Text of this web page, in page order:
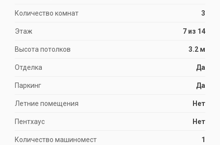
Количество комнат 3
Этаж 7 из 14
Высота потолков 3.2 м
Отделка Да
Паркинг Да
Летние помещения Нет
Пентхаус Нет
Количество машиномест 1